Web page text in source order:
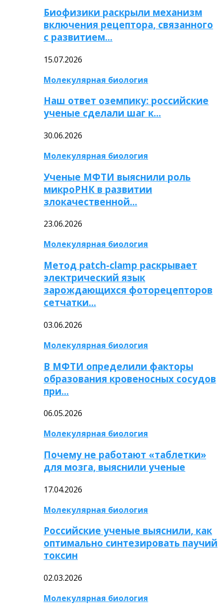
Биофизики раскрыли механизм
включения рецептора, связанного
с развитием…
15.07.2026
Молекулярная биология
Наш ответ оземпику: российские
ученые сделали шаг к…
30.06.2026
Молекулярная биология
Ученые МФТИ выяснили роль
микроРНК в развитии
злокачественной…
23.06.2026
Молекулярная биология
Метод patch-clamp раскрывает
электрический язык
зарождающихся фоторецепторов
сетчатки…
03.06.2026
Молекулярная биология
В МФТИ определили факторы
образования кровеносных сосудов
при…
06.05.2026
Молекулярная биология
Почему не работают «таблетки»
для мозга, выяснили ученые
17.04.2026
Молекулярная биология
Российские ученые выяснили, как
оптимально синтезировать паучий
токсин
02.03.2026
Молекулярная биология